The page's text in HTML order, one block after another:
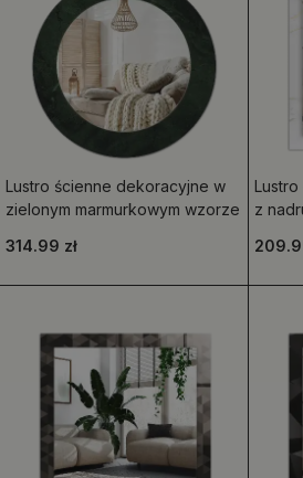
Lustro ścienne dekoracyjne w
zielonym marmurkowym wzorze
314.99 zł
z